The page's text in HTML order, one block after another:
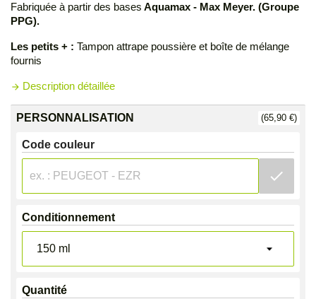
Fabriquée à partir des bases Aquamax - Max Meyer. (Groupe
PPG).
Les petits + : Tampon attrape poussière et boîte de mélange
fournis
arrow_forward Description détaillée
PERSONNALISATION (65,90 €)
Code couleur
check
Conditionnement
Quantité